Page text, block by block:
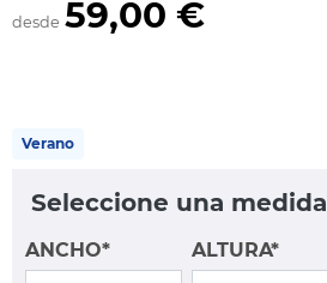
desde 59,00 €
Verano
Seleccione una medida
ANCHO* ALTURA*